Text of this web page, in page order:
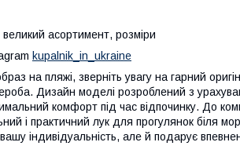
асортимент, розміри
kupalnik_in_ukraine
на пляжі, зверніть увагу на гарний
Дизайн моделі розроблений з
комфорт під час відпочинку. До
і практичний лук для прогулянок біля
індивідуальність, але й подарує